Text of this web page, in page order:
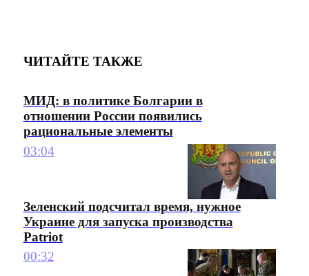
ЧИТАЙТЕ ТАКЖЕ
МИД: в политике Болгарии в
отношении России появились
рациональные элементы
03:04
Зеленский подсчитал время, нужное
Украине для запуска производства
Patriot
00:32